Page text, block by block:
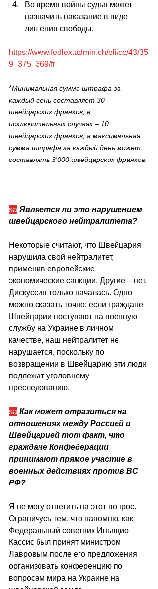
Во время войны судья может
назначить наказание в виде
лишения свободы.
https://www.fedlex.admin.ch/eli/cc/43/35
9_375_369/fr
*Минимальная сумма штрафа за
каждый день составляет 30
швейцарских франков, в
исключительных случаях – 10
швейцарских франков, а максимальная
сумма штрафа за каждый день может
составлять 3'000 швейцарских франков.
sa Является ли это нарушением
швейцарского нейтралитета?
Некоторые считают, что Швейцария
нарушила свой нейтралитет,
применив европейские
экономические санкции. Другие – нет.
Дискуссия только началась. Одно
можно сказать точно: если граждане
Швейцарии поступают на военную
службу на Украине в личном
качестве, наш нейтралитет не
нарушается, поскольку по
возвращении в Швейцарию эти люди
подлежат уголовному
преследованию.
sa Как может отразиться на
отношениях между Россией и
Швейцарией тот факт, что
граждане Конфедерации
принимают прямое участие в
военных действиях против ВС
РФ?
Я не могу ответить на этот вопрос.
Ограничусь тем, что напомню, как
Федеральный советник Иньяцио
Кассис был принят министром
Лавровым после его предложения
организовать конференцию по
вопросам мира на Украине на